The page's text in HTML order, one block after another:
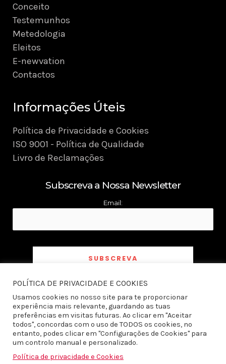
Conceito
Testemunhos
Metedologia
Eleitos
E-newvation
Contactos
Informações Úteis
Política de Privacidade e Cookies
ISO 9001 - Política de Qualidade
Livro de Reclamações
Subscreva a Nossa Newsletter
Email:
Ao subscrever a newsletter declaro ter tomado conhecimento e aceito a
de Privacidade
Todos os direitos reservados © 2026 Produto do Ano
POLÍTICA DE PRIVACIDADE E COOKIES
Usamos cookies no nosso site para te proporcionar
experiência mais relevante, guardando as tuas
preferências em visitas futuras. Ao clicar em "Aceitar
todos", concordas com o uso de TODOS os cookies, no
entanto, podes clicar em "Configurações de Cookies" para
um controlo manual e personalizado.
Política de privacidade e Cookies